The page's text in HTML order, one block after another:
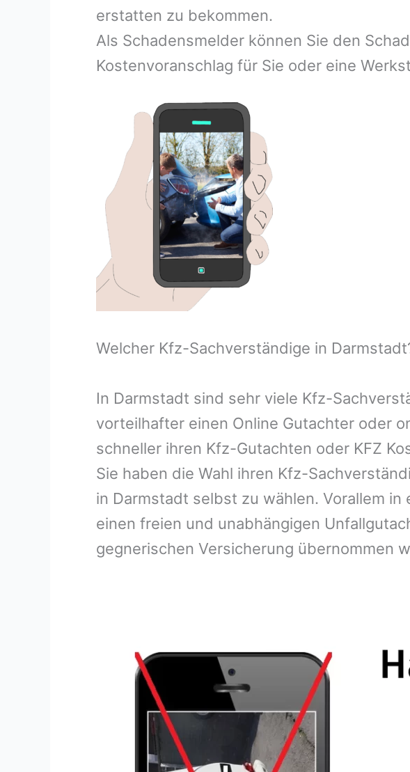
erstatten zu bekommen.
Als Schadensmelder können Sie den
Kostenvoranschlag für Sie oder eine
Welcher Kfz-Sachverständige in
In Darmstadt sind sehr viele Kfz-
vorteilhafter einen Online Gutachter oder
schneller ihren Kfz-Gutachten oder KFZ
Sie haben die Wahl ihren Kfz-
in Darmstadt selbst zu wählen. Vorallem
einen freien und unabhängigen
gegnerischen Versicherung übernommen